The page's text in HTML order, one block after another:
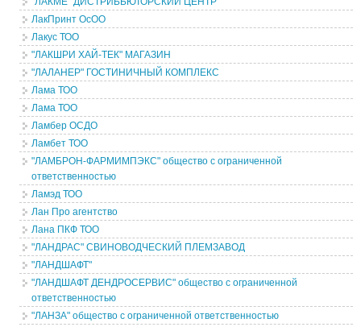
ЛакПринт ОсОО
Лакус ТОО
"ЛАКШРИ ХАЙ-ТЕК" МАГАЗИН
"ЛАЛАНЕР" ГОСТИНИЧНЫЙ КОМПЛЕКС
Лама ТОО
Лама ТОО
Ламбер ОСДО
Ламбет ТОО
"ЛАМБРОН-ФАРМИМПЭКС" общество с ограниченной
ответственностью
Ламэд ТОО
Лан Про агентство
Лана ПКФ ТОО
"ЛАНДРАС" СВИНОВОДЧЕСКИЙ ПЛЕМЗАВОД
"ЛАНДШАФТ"
"ЛАНДШАФТ ДЕНДРОСЕРВИС" общество с ограниченной
ответственностью
"ЛАНЗА" общество с ограниченной ответственностью